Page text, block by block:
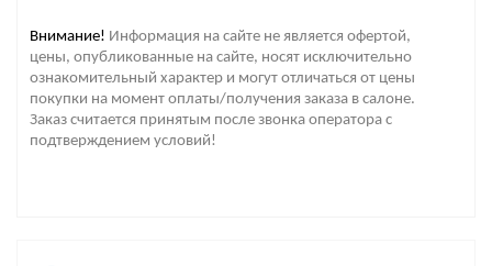
Внимание! Информация на сайте не является офертой,
цены, опубликованные на сайте, носят исключительно
ознакомительный характер и могут отличаться от цены
покупки на момент оплаты/получения заказа в салоне.
Заказ считается принятым после звонка оператора с
подтверждением условий!